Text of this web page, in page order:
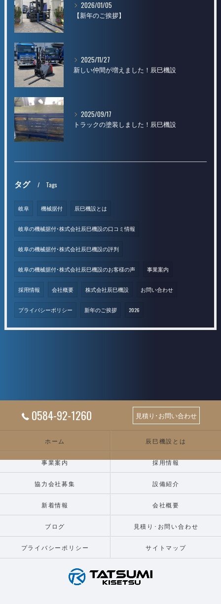
2026/01/05
【新年のご挨拶】
2025/11/27
新しい仲間が増えました！辰巳機設
2025/09/17
トラックの塗装しました！辰巳機設
タグ Tags
岐阜 機械据付 辰巳機設とは
岐阜の機械据付･株式会社辰巳機設の口コミ情報
岐阜の機械据付･株式会社辰巳機設の評判
岐阜の機械据付･株式会社辰巳機設のお客様の声 事業案内
採用情報 会社概要 株式会社辰巳機設 お問い合わせ
プライバシーポリシー 新年のご挨拶 2026
0584-92-1260 見積り･お問い合わせ
ホーム 辰巳機設とは
事業案内 採用情報
協力会社募集 設備紹介
新着情報 会社概要
ブログ 見積り･お問い合わせ
プライバシーポリシー サイトマップ